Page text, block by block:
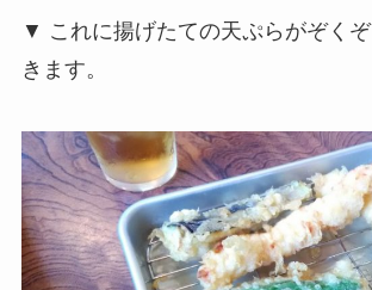
▼ これに揚げたての天ぷらがぞく
きます。